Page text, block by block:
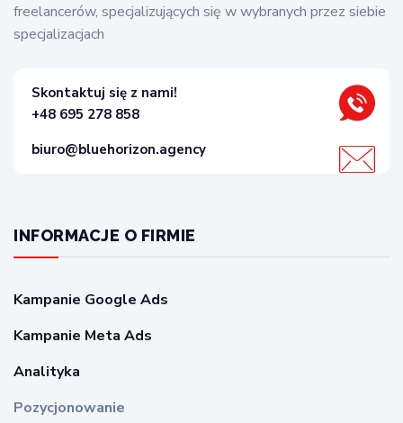
freelancerów, specjalizujących się w wybranych przez siebie
specjalizacjach
Skontaktuj się z nami!
+48 695 278 858
biuro@bluehorizon.agency
INFORMACJE O FIRMIE
Kampanie Google Ads
Kampanie Meta Ads
Analityka
Pozycjonowanie